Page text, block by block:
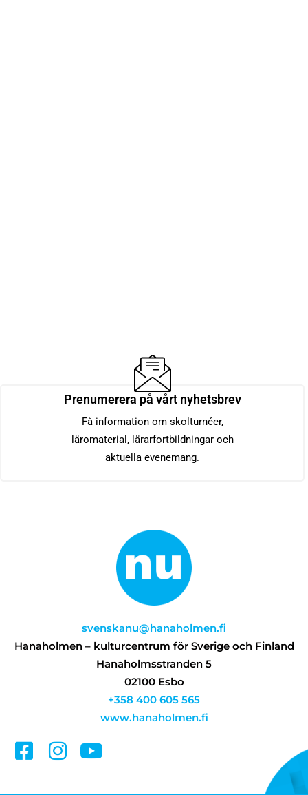
Prenumerera på vårt nyhetsbrev
Få information om skolturnéer,
läromaterial, lärarfortbildningar och
aktuella evenemang.
svenskanu@hanaholmen.fi
Hanaholmen – kulturcentrum för Sverige och Finland
Hanaholmsstranden 5
02100 Esbo
+358 400 605 565
www.hanaholmen.fi